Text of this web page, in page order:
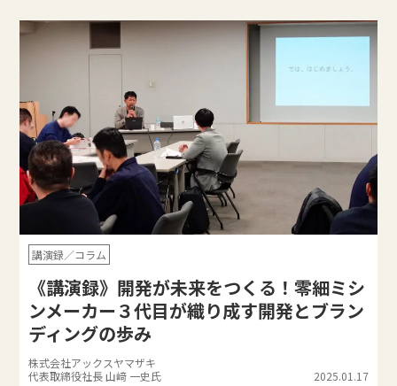
講演録／コラム
《講演録》開発が未来をつくる！零細ミシ
ンメーカー３代目が織り成す開発とブラン
ディングの歩み
株式会社アックスヤマザキ
代表取締役社長 山﨑 一史氏
2025.01.17